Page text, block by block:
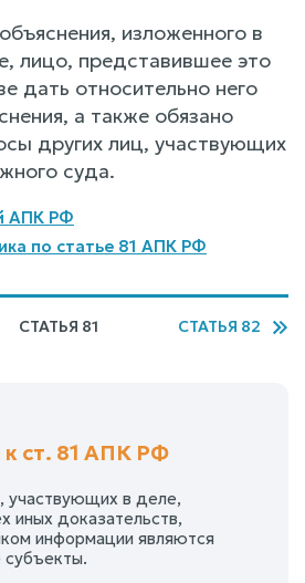
изложенного в
лицо, представившее это
дать относительно него
а также обязано
других лиц, участвующих
суда.
АПК РФ
по статье 81 АПК РФ
СТАТЬЯ 81 СТАТЬЯ 82
ст. 81 АПК РФ
участвующих в деле,
иных доказательств,
информации являются
субъекты.